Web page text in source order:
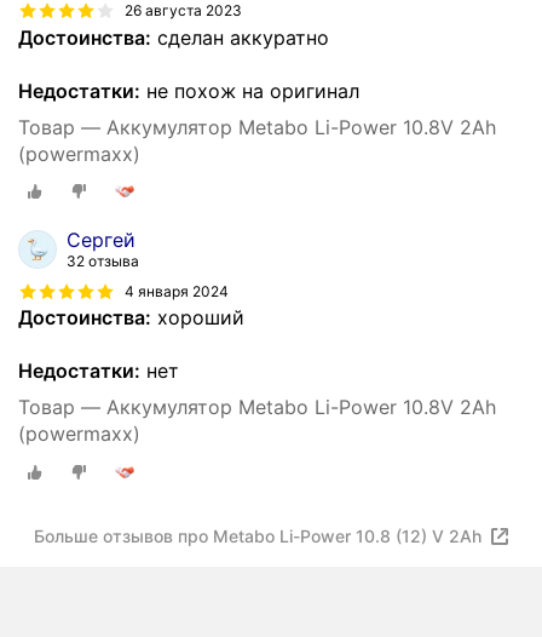
26 августа 2023
Достоинства: сделан аккуратно
Недостатки: не похож на оригинал
Товар — Аккумулятор Metabo Li-Power 10.8V 2Ah
(powermaxx)
Сергей
32 отзыва
4 января 2024
Достоинства: хороший
Недостатки: нет
Товар — Аккумулятор Metabo Li-Power 10.8V 2Ah
(powermaxx)
Больше отзывов про Metabo Li-Power 10.8 (12) V 2Ah